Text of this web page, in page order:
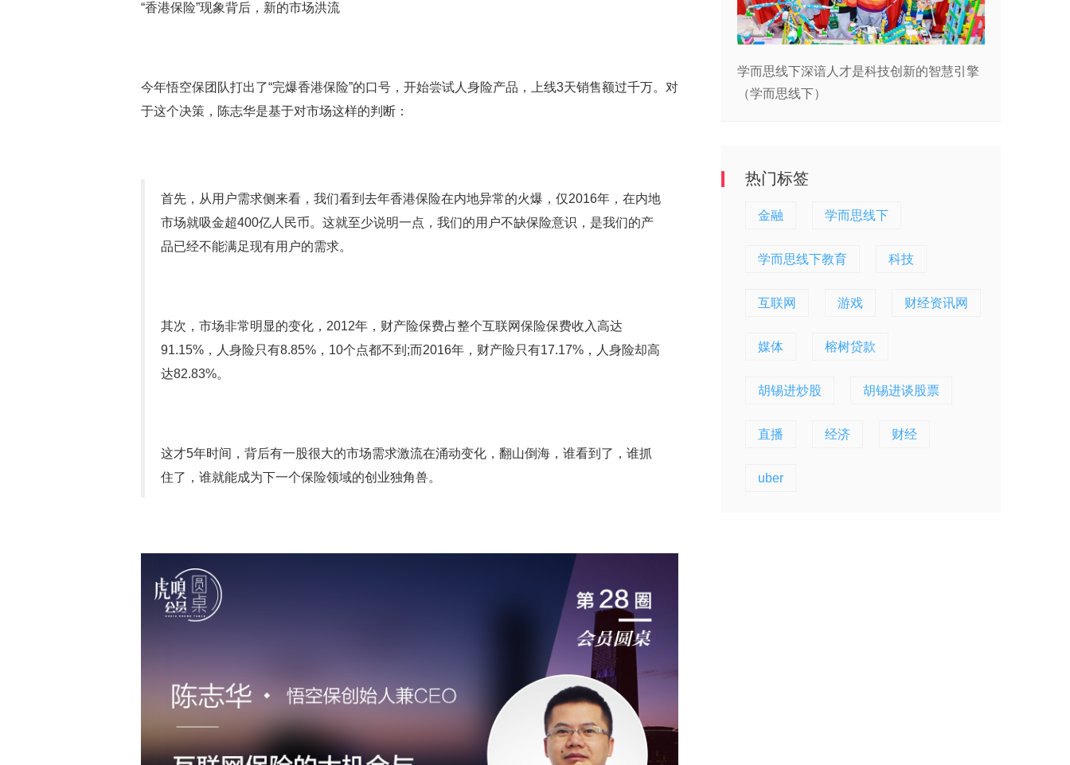
“香港保险”现象背后，新的市场洪流
今年悟空保团队打出了“完爆香港保险”的口号，开始尝试人身险产品，上线3天销售额过千万。对
于这个决策，陈志华是基于对市场这样的判断：
首先，从用户需求侧来看，我们看到去年香港保险在内地异常的火爆，仅2016年，在内地
市场就吸金超400亿人民币。这就至少说明一点，我们的用户不缺保险意识，是我们的产
品已经不能满足现有用户的需求。
其次，市场非常明显的变化，2012年，财产险保费占整个互联网保险保费收入高达
91.15%，人身险只有8.85%，10个点都不到;而2016年，财产险只有17.17%，人身险却高
达82.83%。
这才5年时间，背后有一股很大的市场需求激流在涌动变化，翻山倒海，谁看到了，谁抓
住了，谁就能成为下一个保险领域的创业独角兽。
学而思线下深谙人才是科技创新的智慧引擎
（学而思线下）
热门标签
金融 学而思线下
学而思线下教育 科技
互联网 游戏 财经资讯网
媒体 榕树贷款
胡锡进炒股 胡锡进谈股票
直播 经济 财经
uber